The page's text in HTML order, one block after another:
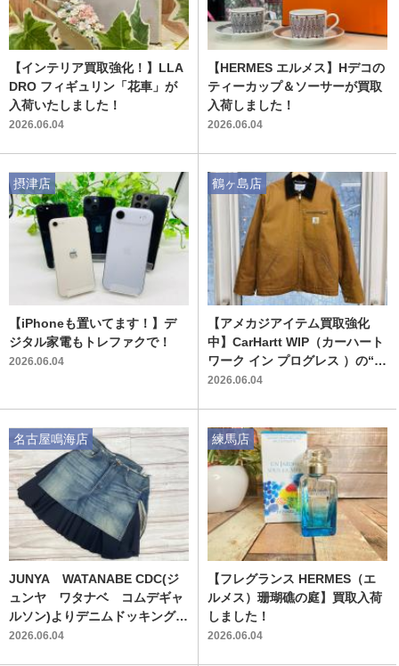
【インテリア買取強化！】LLA
DRO フィギュリン「花車」が
入荷いたしました！
2026.06.04
【HERMES エルメス】Hデコの
ティーカップ＆ソーサーが買取
入荷しました！
2026.06.04
【iPhoneも置いてます！】デ
ジタル家電もトレファクで！
2026.06.04
摂津店
【アメカジアイテム買取強化
中】CarHartt WIP（カーハート
ワーク イン プログレス ）の“
デトロイトジャケット ”が入荷
2026.06.04
鶴ヶ島店
JUNYA WATANABE CDC(ジ
ュンヤ ワタナベ コムデギャ
ルソン)よりデニムドッキングス
カートが買取入荷いたしました
2026.06.04
名古屋鳴海店
【フレグランス HERMES（エ
ルメス）珊瑚礁の庭】買取入荷
しました！
2026.06.04
練馬店